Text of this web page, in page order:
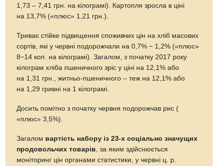
1,73 – 7,41 грн. на кілограмі). Картопля зросла в ціні
на 13,7% («плюс» 1,21 грн.).
Триває стійке підвищення споживчих цін на хліб масових
сортів, які у червні подорожчали на 0,7% − 1,2% («плюс»
8−14 коп. на кілограмі). Загалом, з початку 2017 року
кілограм хліба пшеничного зріс у ціні на 12,1% або
на 1,31 грн., житньо-пшеничного – теж на 12,1% або
на 1,29 гривні на 1 кілограмі.
Досить помітно з початку червня подорожчав рис (
«плюс» 3,5%).
Загалом вартість набору із 23-х соціально значущих
продовольчих товарів , за яким здійснюється
моніторинг цін органами статистики, у червні ц. р.